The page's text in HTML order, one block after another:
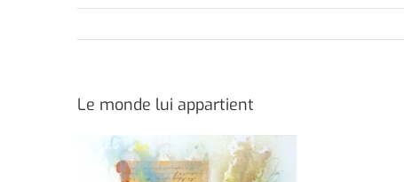
Le monde lui appartient